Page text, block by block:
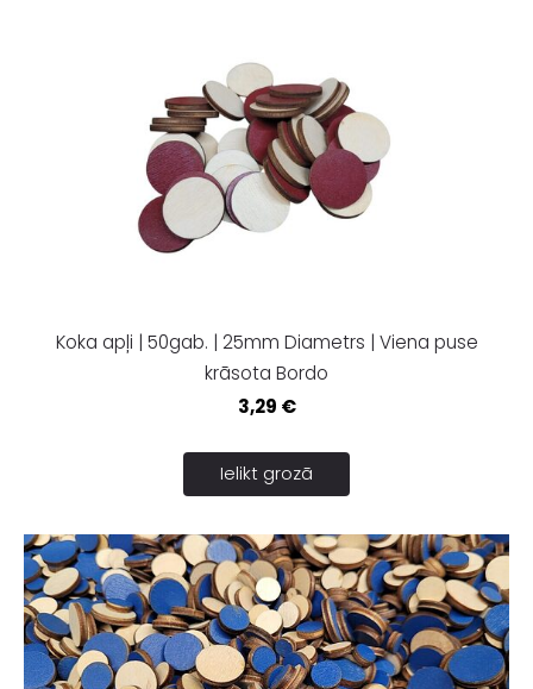
Koka apļi | 50gab. | 25mm Diametrs | Viena puse
krāsota Bordo
3,29 €
Ielikt grozā